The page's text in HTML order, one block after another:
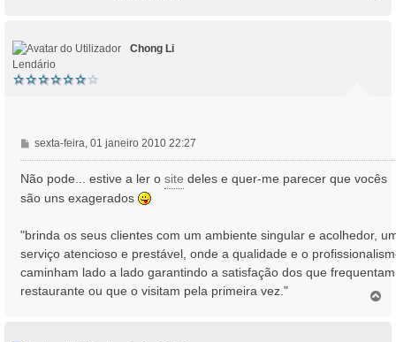
Chong Li
Lendário
M
e
n
a
e
m
sexta-feira, 01 janeiro 2010 22:27
Não pode... estive a ler o site deles e quer-me parecer que vocês
são uns exagerados
"brinda os seus clientes com um ambiente singular e acolhedor,
serviço atencioso e prestável, onde a qualidade e o
caminham lado a lado garantindo a satisfação dos que
restaurante ou que o visitam pela primeira vez."